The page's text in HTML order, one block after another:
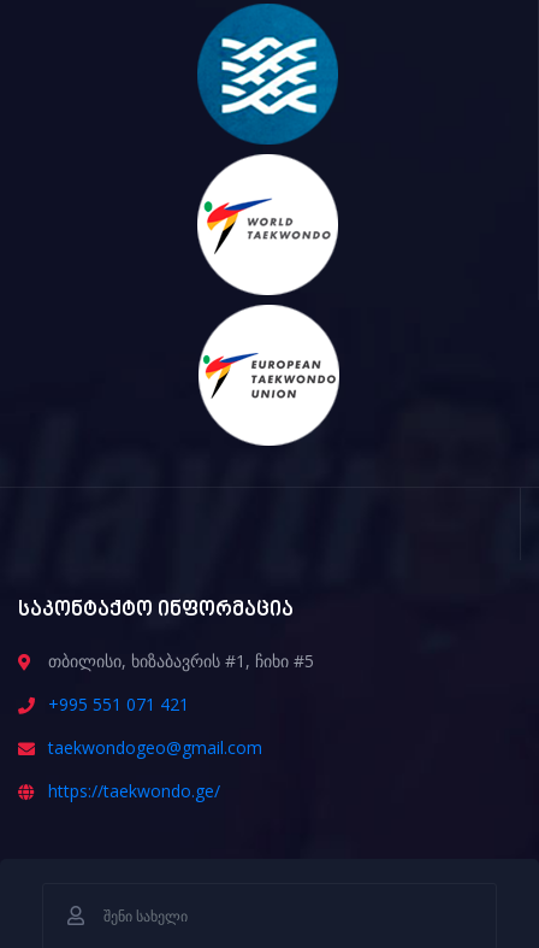
საკონტაქტო ინფორმაცია
თბილისი, ხიზაბავრის #1, ჩიხი #5
+995 551 071 421
taekwondogeo@gmail.com
https://taekwondo.ge/